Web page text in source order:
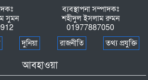
পত্রই যে কোন একটি দেশের মূল চালিকা
- টাঙ্গাইলে সাপ্তাহিক সময় তরঙ্গ পত্রিকার
অনুষ্ঠানে প্রতিমন্ত্রী টুকু
টাকা না পেলেই নির্যাতন : রাজশাহী কেন্দ্রীয়
কারাগারে কারারক্ষী রাসেলের দৌরাত্ম্য
সুমন
ব্যবস্থাপনা সম্পাদকঃ
শহীদুল ইসলাম রুমন
01977887050
দুনিয়া রাজনীতি তথ্য প্রযুক্তি
আবহাওয়া